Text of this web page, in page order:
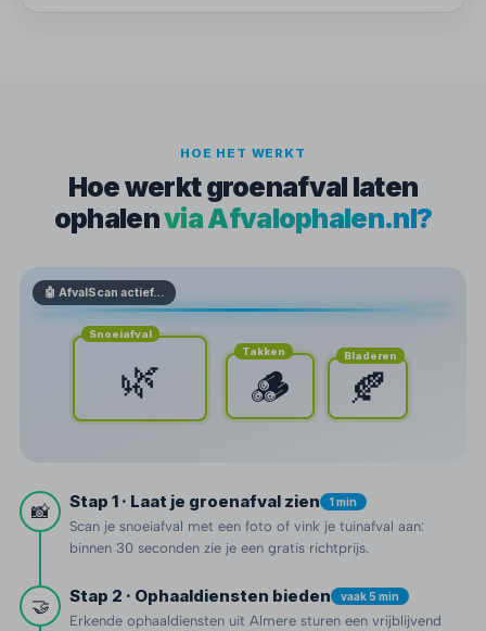
HOE HET WERKT
Hoe werkt groenafval laten
ophalenvia Afvalophalen.nl?
🤖 AfvalScan actief…
Snoeiafval
🌿
Takken
🪵
Bladeren
🍂
📸 Stap 1 · Laat je groenafval zien 1 min
Scan je snoeiafval met een foto of vink je tuinafval aan:
binnen 30 seconden zie je een gratis richtprijs.
🤝 Stap 2 · Ophaaldiensten bieden vaak 5 min
Erkende ophaaldiensten uit Almere sturen een vrijblijvend